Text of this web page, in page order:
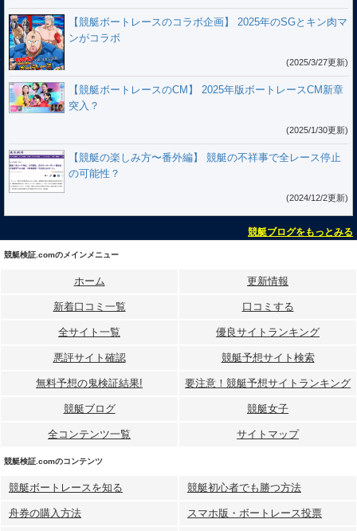
【競艇ボートレースのコラボ企画】 2025年のSGとキン肉マ
ンがコラボ
(2025/3/27更新)
【競艇ボートレースのCM】 2025年版ボートレースCM新章
突入？
(2025/1/30更新)
【競艇の楽しみ方〜番外編】 競艇の不祥事で全レース停止
の可能性？
(2024/12/2更新)
競艇ブログをもっとみる
競艇検証.comのメインメニュー
ホーム 更新情報
新着口コミ一覧 口コミする
全サイト一覧 優良サイトランキング
悪評サイト確認 競艇予想サイト検索
無料予想の⻤検証結果! 要注意！競艇予想サイトランキング
競艇ブログ 競艇女子
全コンテンツ一覧 サイトマップ
競艇検証.comのコンテンツ
競艇ボートレースを知る 競艇初心者でも勝つ方法
舟券の購入方法 スマホ版・ボートレース投票